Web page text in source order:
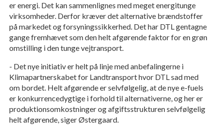
er energi. Det kan sammenlignes med meget energitunge
virksomheder. Derfor kræver det alternative brændstoffer
på markedet og forsyningssikkerhed. Det har DTL gentagne
gange fremhævet som den helt afgørende faktor for en grøn
omstilling i den tunge vejtransport.
- Det nye initiativ er helt på linje med anbefalingerne i
Klimapartnerskabet for Landtransport hvor DTL sad med
om bordet. Helt afgørende er selvfølgelig, at de nye e-fuels
er konkurrencedygtige i forhold til alternativerne, og her er
produktionsomkostninger og afgiftsstrukturen selvfølgelig
helt afgørende, siger Østergaard.